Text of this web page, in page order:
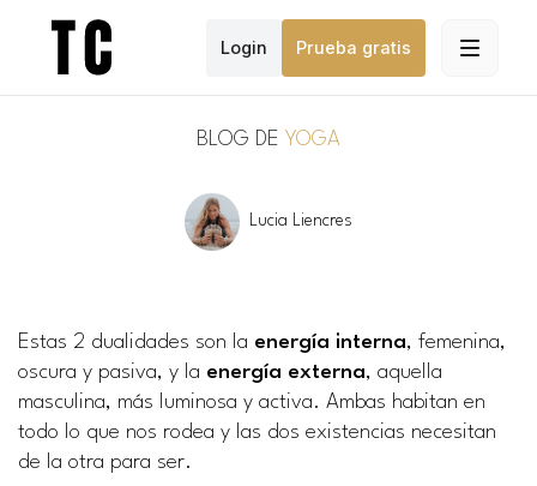
Login Prueba gratis
BLOG DE YOGA
Lucia Liencres
Estas 2 dualidades son la energía interna, femenina,
oscura y pasiva, y la energía externa, aquella
masculina, más luminosa y activa. Ambas habitan en
todo lo que nos rodea y las dos existencias necesitan
de la otra para ser.